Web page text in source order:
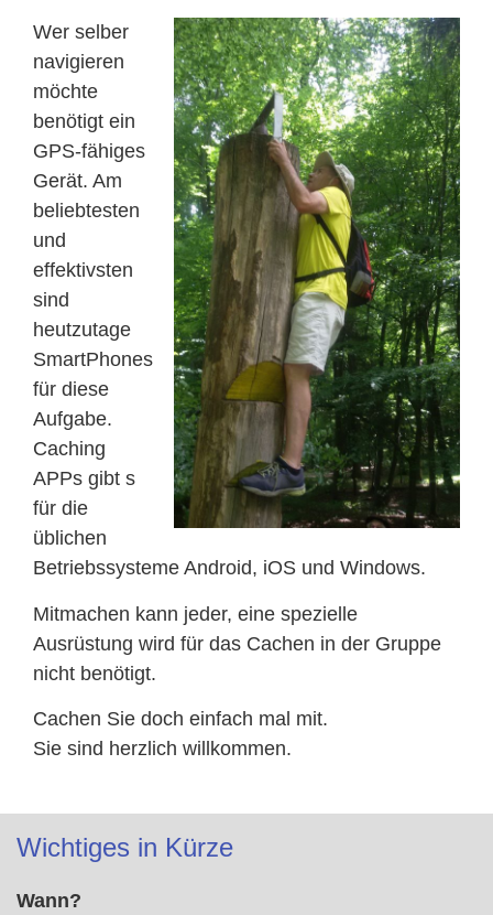
Wer selber
navigieren
möchte
benötigt ein
GPS-fähiges
Gerät. Am
beliebtesten
und
effektivsten
sind
heutzutage
SmartPhones
für diese
Aufgabe.
Caching
APPs gibt s
für die
üblichen
Betriebssysteme Android, iOS und Windows.
Mitmachen kann jeder, eine spezielle
Ausrüstung wird für das Cachen in der Gruppe
nicht benötigt.
Cachen Sie doch einfach mal mit.
Sie sind herzlich willkommen.
Wichtiges in Kürze
Wann?